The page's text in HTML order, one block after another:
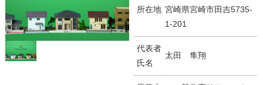
所在地 宮崎県宮崎市田吉5735-
1-201
代表者
氏名
太田 隼翔